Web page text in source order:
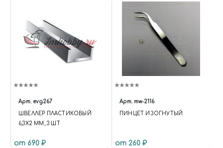
Арт. evg267
ШВЕЛЛЕР ПЛАСТИКОВЫЙ
6,3Х2 ММ, 3 ШТ
от 690 ₽
Арт. mw-2116
ПИНЦЕТ ИЗОГНУТЫЙ
от 260 ₽